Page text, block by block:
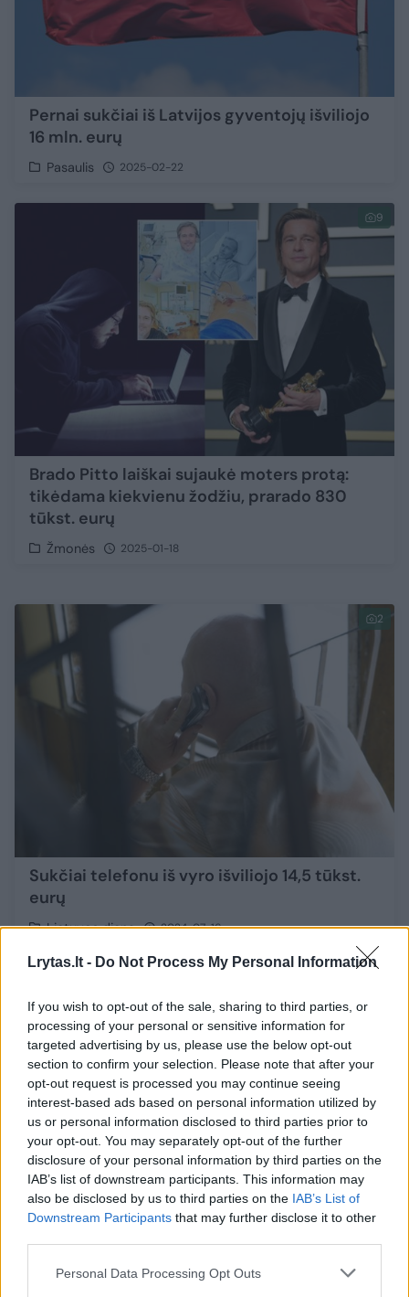
Lrytas.lt - Do Not Process My Personal Information
If you wish to opt-out of the sale, sharing to third parties, or
processing of your personal or sensitive information for
targeted advertising by us, please use the below opt-out
section to confirm your selection. Please note that after your
opt-out request is processed you may continue seeing
interest-based ads based on personal information utilized by
us or personal information disclosed to third parties prior to
your opt-out. You may separately opt-out of the further
disclosure of your personal information by third parties on the
IAB’s list of downstream participants. This information may
also be disclosed by us to third parties on the IAB’s List of
Downstream Participants that may further disclose it to other
Personal Data Processing Opt Outs
Pernai sukčiai iš Latvijos gyventojų išviliojo
16 mln. eurų
Pasaulis 2025-02-22
9
Brado Pitto laiškai sujaukė moters protą:
tikėdama kiekvienu žodžiu, prarado 830
tūkst. eurų
Žmonės 2025-01-18
2
Sukčiai telefonu iš vyro išviliojo 14,5 tūkst.
eurų
Lietuvos diena 2024-07-16